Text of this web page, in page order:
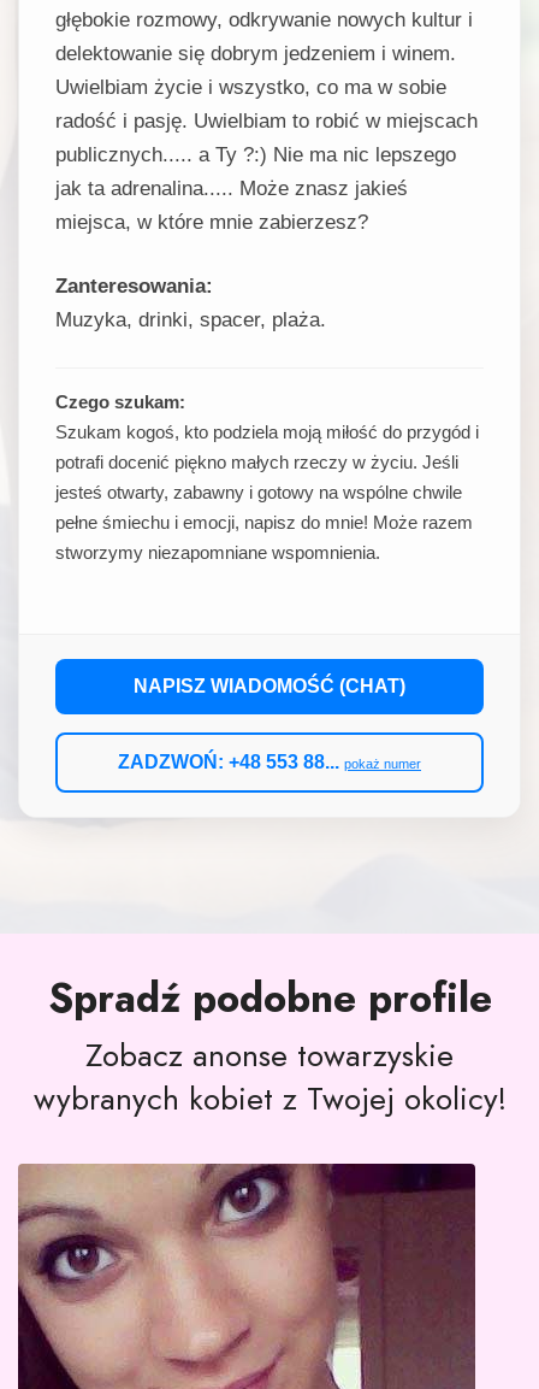
głębokie rozmowy, odkrywanie nowych kultur i
delektowanie się dobrym jedzeniem i winem.
Uwielbiam życie i wszystko, co ma w sobie
radość i pasję. Uwielbiam to robić w miejscach
publicznych..... a Ty ?:) Nie ma nic lepszego
jak ta adrenalina..... Może znasz jakieś
miejsca, w które mnie zabierzesz?
Zanteresowania:
Muzyka, drinki, spacer, plaża.
Czego szukam:
Szukam kogoś, kto podziela moją miłość do przygód i
potrafi docenić piękno małych rzeczy w życiu. Jeśli
jesteś otwarty, zabawny i gotowy na wspólne chwile
pełne śmiechu i emocji, napisz do mnie! Może razem
stworzymy niezapomniane wspomnienia.
NAPISZ WIADOMOŚĆ (CHAT)
ZADZWOŃ: +48 553 88... pokaż numer
Spradź podobne profile
Zobacz anonse towarzyskie
wybranych kobiet z Twojej okolicy!